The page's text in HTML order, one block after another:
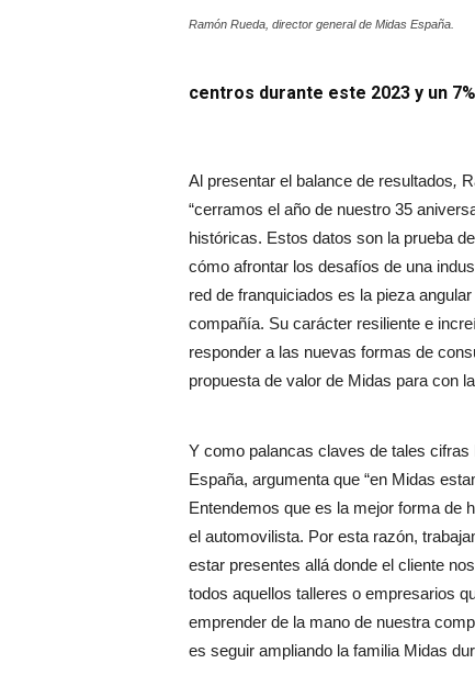
Ramón Rueda, director general de Midas España.
centros durante este 2023 y un
Al presentar el balance de resultados,
“cerramos el año de nuestro 35
históricas. Estos datos son la prueba
cómo afrontar los desafíos de una
red de franquiciados es la pieza
compañía. Su carácter resiliente e
responder a las nuevas formas de
propuesta de valor de Midas para con
Y como palancas claves de tales
España, argumenta que “en Midas
Entendemos que es la mejor forma de
el automovilista. Por esta razón,
estar presentes allá donde el cliente
todos aquellos talleres o empresarios
emprender de la mano de nuestra
es seguir ampliando la familia Midas